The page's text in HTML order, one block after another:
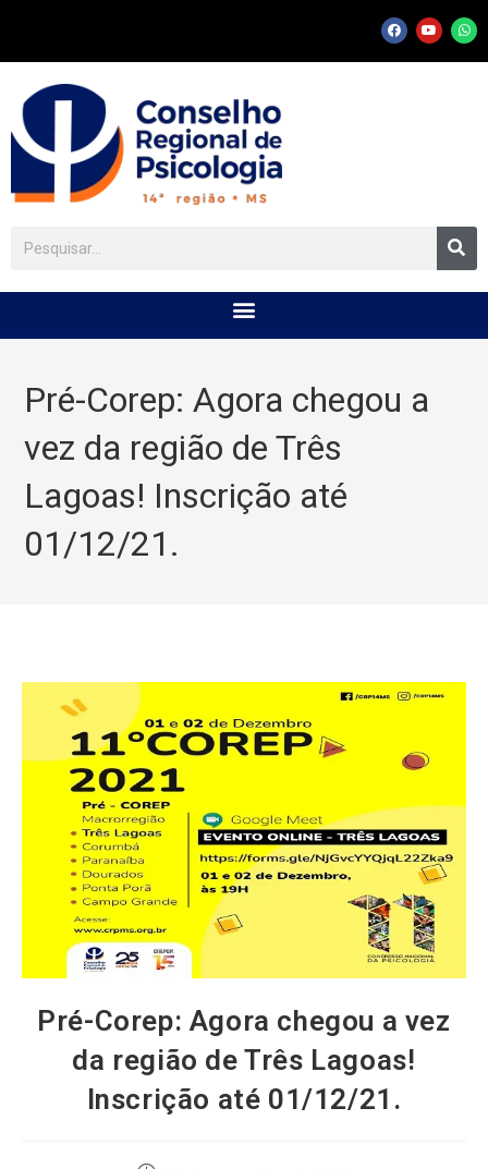
Pré-Corep: Agora chegou a
vez da região de Três
Lagoas! Inscrição até
01/12/21.
Pré-Corep: Agora chegou a vez
da região de Três Lagoas!
Inscrição até 01/12/21.